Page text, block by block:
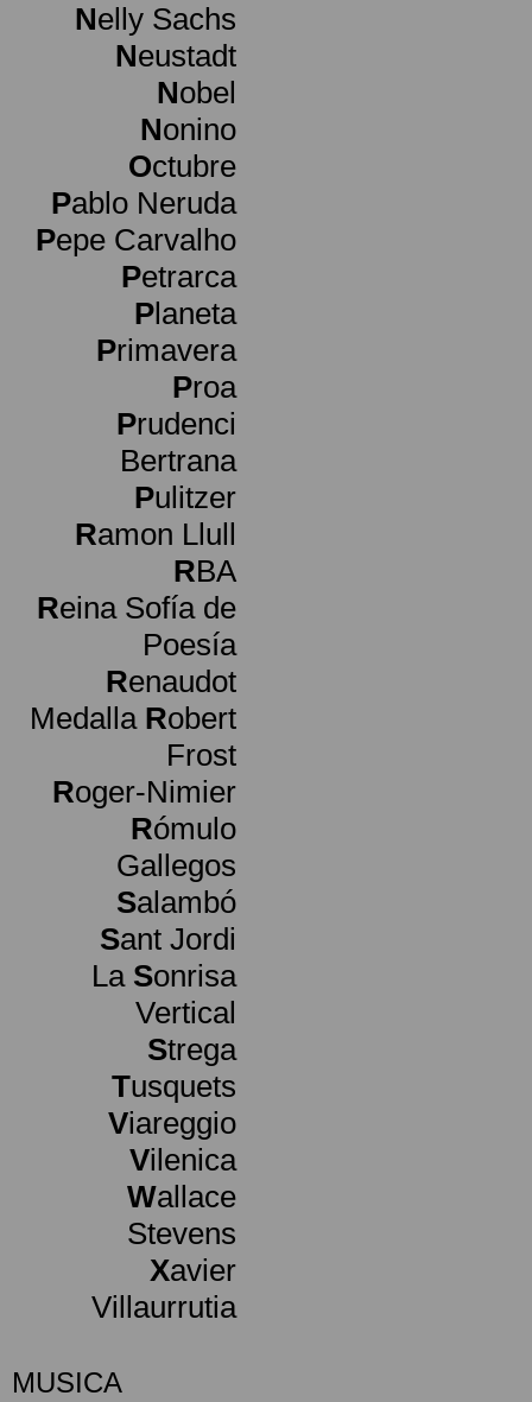
Nelly Sachs
Neustadt
Nobel
Nonino
Octubre
Pablo Neruda
Pepe Carvalho
Petrarca
Planeta
Primavera
Proa
Prudenci
Bertrana
Pulitzer
Ramon Llull
RBA
Reina Sofía de
Poesía
Renaudot
Medalla Robert
Frost
Roger-Nimier
Rómulo
Gallegos
Salambó
Sant Jordi
La Sonrisa
Vertical
Strega
Tusquets
Viareggio
Vilenica
Wallace
Stevens
Xavier
Villaurrutia
MUSICA